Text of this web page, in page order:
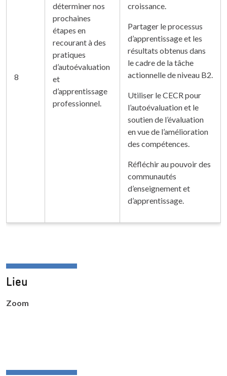
8
déterminer nos
prochaines
étapes en
recourant à des
pratiques
d’autoévaluation
et
d’apprentissage
professionnel.
croissance.
Partager le processus
d’apprentissage et les
résultats obtenus dans
le cadre de la tâche
actionnelle de niveau B2.
Utiliser le CECR pour
l’autoévaluation et le
soutien de l’évaluation
en vue de l’amélioration
des compétences.
Réfléchir au pouvoir des
communautés
d’enseignement et
d’apprentissage.
Lieu
Zoom